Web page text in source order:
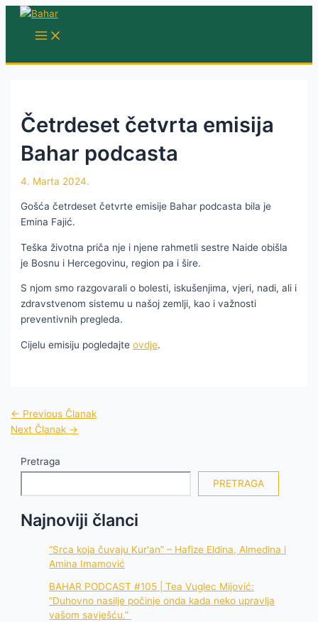
Skip
MAIN
MENU
Četrdeset četvrta emisija
Bahar podcasta
4. Marta 2024.
Gošća četrdeset četvrte emisije Bahar podcasta bila je
Emina Fajić.
Teška životna priča nje i njene rahmetli sestre Naide obišla
je Bosnu i Hercegovinu, region pa i šire.
S njom smo razgovarali o bolesti, iskušenjima, vjeri, nadi, ali i
zdravstvenom sistemu u našoj zemlji, kao i važnosti
preventivnih pregleda.
Cijelu emisiju pogledajteovdje.
← Previous Članak
Next Članak →
Pretraga
PRETRAGA
Najnoviji članci
“Srca koja čuvaju Kur'an” – Hafize Eldina, Almedina i
Amina Imamović
BAHAR PODCAST #105 | Tea Vuglec Mijović:
“Duhovno nasilje počinje onda kada neko upravlja
vašom savješću.”